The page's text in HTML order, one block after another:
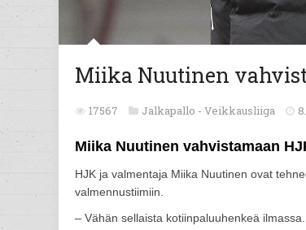
Miika Nuutinen
17567 Jalkapallo - Veikkausliiga
Miika Nuutinen vahvistamaan
HJK ja valmentaja Miika Nuutinen ovat
valmennustiimiin.
– Vähän sellaista kotiinpaluuhenkeä